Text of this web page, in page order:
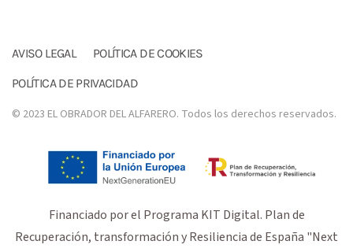
AVISO LEGAL
POLÍTICA DE COOKIES
POLÍTICA DE PRIVACIDAD
© 2023 EL OBRADOR DEL ALFARERO. Todos los derechos reservados.
Financiado por el Programa KIT Digital. Plan de
Recuperación, transformación y Resiliencia de España "Next